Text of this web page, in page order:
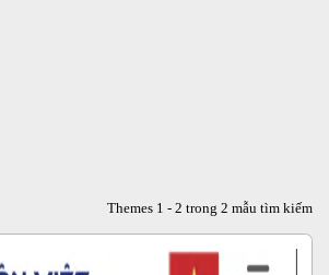
Themes 1 - 2 trong 2 mẫu tìm kiếm